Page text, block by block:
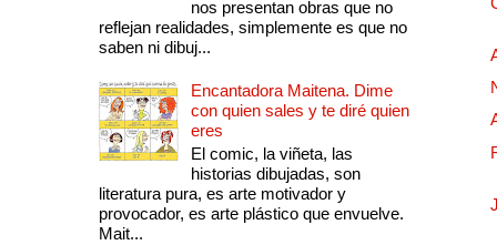
nos presentan obras que no
reflejan realidades, simplemente es que no
saben ni dibuj...
Encantadora Maitena. Dime
con quien sales y te diré quien
eres
El comic, la viñeta, las
historias dibujadas, son
literatura pura, es arte motivador y
provocador, es arte plástico que envuelve.
Mait...